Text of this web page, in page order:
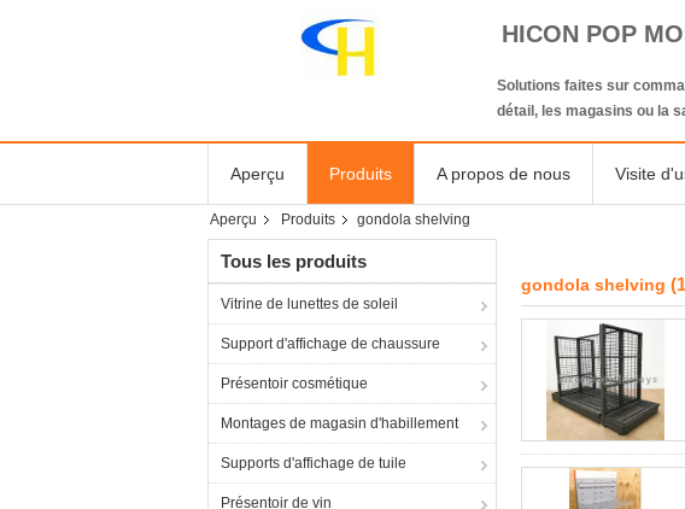
HICON POP
Solutions faites sur
détail, les magasins ou la
Aperçu Produits A propos de nous Visite
Aperçu Produits gondola shelving
Tous les produits
Vitrine de lunettes de soleil
Support d'affichage de chaussure
Présentoir cosmétique
Montages de magasin d'habillement
Supports d'affichage de tuile
Présentoir de vin
gondola shelving